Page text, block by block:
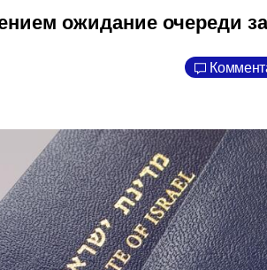
ожидание очереди